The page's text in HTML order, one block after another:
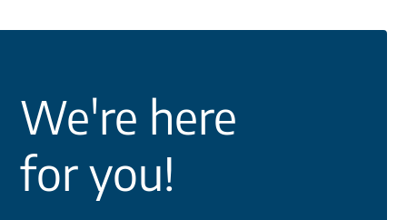
We're here
for you!